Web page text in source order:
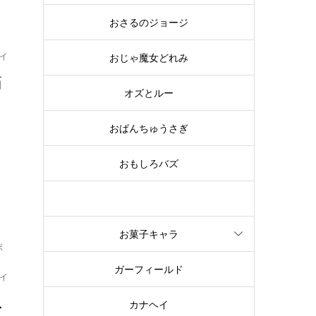
おさるのジョージ
おじゃ魔女どれみ
オズとルー
おぱんちゅうさぎ
おもしろバズ
お菓子キャラ
ガーフィールド
カナヘイ